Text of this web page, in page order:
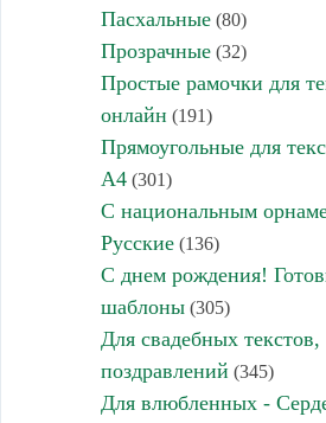
Пасхальные(80)
Прозрачные(32)
Простые рамочки для
онлайн (191)
Прямоугольные для
А4(301)
С национальным
Русские(136)
С днем рождения!
шаблоны(305)
Для свадебных текстов,
поздравлений (345)
Для влюбленных -